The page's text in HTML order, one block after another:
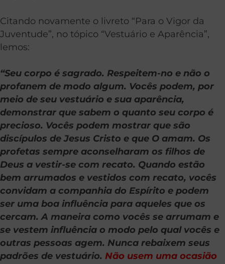
Citando novamente o livreto “Para o Vigor da
Juventude”, no tópico “Vestuário e Aparência”,
lemos:
“Seu corpo é sagrado. Respeitem-no e não o
profanem de modo algum. Vocês podem, por
meio de seu vestuário e sua aparência,
demonstrar que sabem o quanto seu corpo é
precioso. Vocês podem mostrar que são
discípulos de Jesus Cristo e que O amam. Os
profetas sempre aconselharam os filhos de
Deus a vestir-se com recato. Quando estão
bem arrumados e vestidos com recato, vocês
convidam a companhia do Espírito e podem
ser uma boa influência para aqueles que os
cercam. A maneira como vocês se arrumam e
se vestem influência o modo pelo qual vocês e
outras pessoas agem. Nunca rebaixem seus
padrões de vestuário. Não usem uma ocasião